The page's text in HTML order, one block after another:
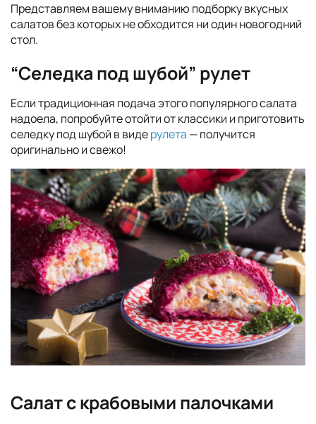
Представляем вашему вниманию подборку вкусных
салатов без которых не обходится ни один новогодний
стол.
“Селедка под шубой” рулет
Если традиционная подача этого популярного салата
надоела, попробуйте отойти от классики и приготовить
селедку под шубой в видерулета — получится
оригинально и свежо!
Салат с крабовыми палочками